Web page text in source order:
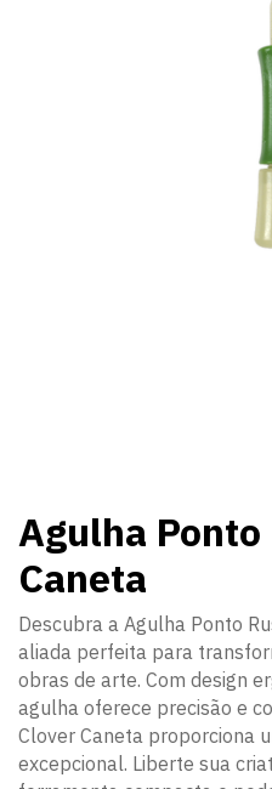
Agulha Ponto
Caneta
Descubra a Agulha Ponto
aliada perfeita para
obras de arte. Com design
agulha oferece precisão e
Clover Caneta proporciona
excepcional. Liberte sua